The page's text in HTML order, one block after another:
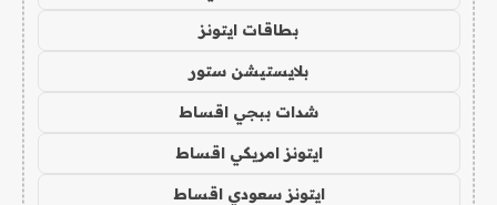
بطاقات ايتونز
بلايستيشن ستور
شدات ببجي اقساط
ايتونز امريكي اقساط
ايتونز سعودي اقساط